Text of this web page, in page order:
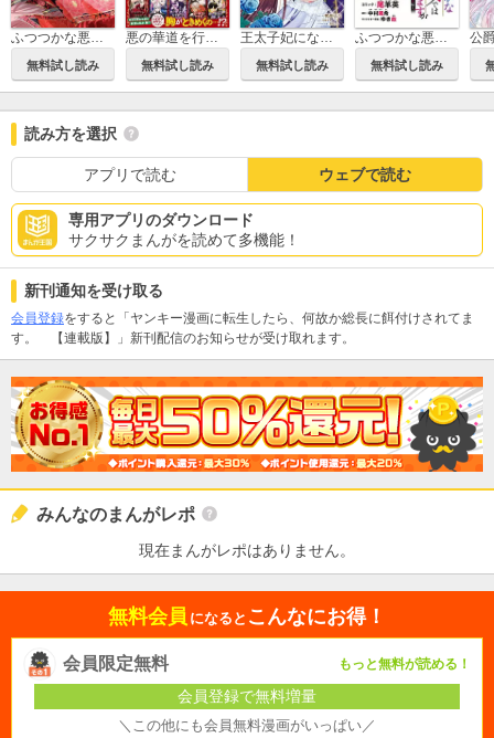
ふつつかな悪女ではございますが ～雛宮蝶鼠とりかえ伝～
無料試し読み
悪の華道を行きましょう【コミックス版】
無料試し読み
王太子妃になんてなりたくない!! 婚約者編
無料試し読み
ふつつかな悪女ではございますが ～雛宮蝶鼠とりかえ伝～ 連載版
無料試し読み
読み方を選択
アプリで読む ウェブで読む
専用アプリのダウンロード
サクサクまんがを読めて多機能！
新刊通知を受け取る
会員登録をすると「ヤンキー漫画に転生したら、何故か総長に餌付けされてま
す。 【連載版】」新刊配信のお知らせが受け取れます。
みんなのまんがレポ
現在まんがレポはありません。
無料会員 になると こんなにお得！
会員限定無料 もっと無料が読める！
会員登録で無料増量
＼この他にも会員無料漫画がいっぱい／